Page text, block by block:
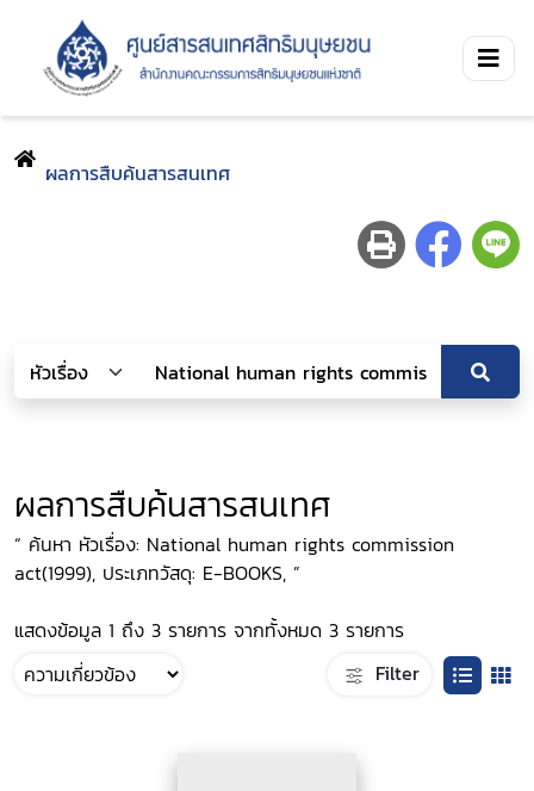
ผลการสืบค้นสารสนเทศ
ผลการสืบค้นสารสนเทศ
“ ค้นหา หัวเรื่อง: National human rights commission
act(1999), ประเภทวัสดุ: E-BOOKS, ”
แสดงข้อมูล 1 ถึง 3 รายการ จากทั้งหมด 3 รายการ
Filter